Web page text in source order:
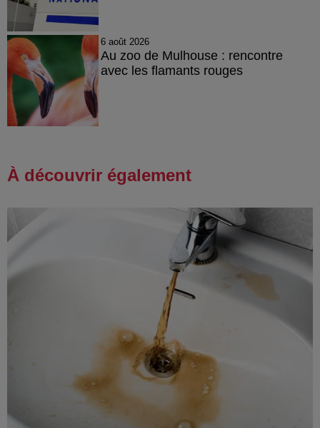
6 août 2026
Au zoo de Mulhouse : rencontre
avec les flamants rouges
À découvrir également